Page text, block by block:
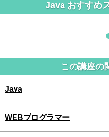
Java おすすめ
この講座の
Java
WEBプログラマー